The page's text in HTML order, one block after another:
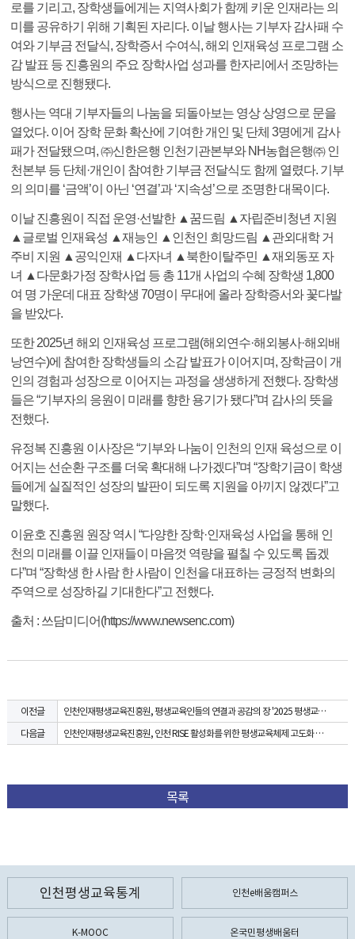
로를 기리고, 장학생들에게는 지역사회가 함께 키운 인재라는 의
미를 공유하기 위해 기획된 자리다. 이날 행사는 기부자 감사패 수
여와 기부금 전달식, 장학증서 수여식, 해외 인재육성 프로그램 소
감 발표 등 진흥원의 주요 장학사업 성과를 한자리에서 조망하는
방식으로 진행됐다.
행사는 역대 기부자들의 나눔을 되돌아보는 영상 상영으로 문을
열었다. 이어 장학 문화 확산에 기여한 개인 및 단체 3명에게 감사
패가 전달됐으며, ㈜신한은행 인천기관본부와 NH농협은행㈜ 인
천본부 등 단체·개인이 참여한 기부금 전달식도 함께 열렸다. 기부
의 의미를 ‘금액’이 아닌 ‘연결’과 ‘지속성’으로 조명한 대목이다.
이날 진흥원이 직접 운영·선발한 ▲꿈드림 ▲자립준비청년 지원
▲글로벌 인재육성 ▲재능인 ▲인천인 희망드림 ▲관외대학 거
주비 지원 ▲공익인재 ▲다자녀 ▲북한이탈주민 ▲재외동포 자
녀 ▲다문화가정 장학사업 등 총 11개 사업의 수혜 장학생 1,800
여 명 가운데 대표 장학생 70명이 무대에 올라 장학증서와 꽃다발
을 받았다.
또한 2025년 해외 인재육성 프로그램(해외연수·해외봉사·해외배
낭연수)에 참여한 장학생들의 소감 발표가 이어지며, 장학금이 개
인의 경험과 성장으로 이어지는 과정을 생생하게 전했다. 장학생
들은 “기부자의 응원이 미래를 향한 용기가 됐다”며 감사의 뜻을
전했다.
유정복 진흥원 이사장은 “기부와 나눔이 인천의 인재 육성으로 이
어지는 선순환 구조를 더욱 확대해 나가겠다”며 “장학기금이 학생
들에게 실질적인 성장의 발판이 되도록 지원을 아끼지 않겠다”고
말했다.
이윤호 진흥원 원장 역시 “다양한 장학·인재육성 사업을 통해 인
천의 미래를 이끌 인재들이 마음껏 역량을 펼칠 수 있도록 돕겠
다”며 “장학생 한 사람 한 사람이 인천을 대표하는 긍정적 변화의
주역으로 성장하길 기대한다”고 전했다.
출처 : 쓰담미디어(https://www.newsenc.com)
이전글
인천인재평생교육진흥원, 평생교육인들의 연결과 공감의 장 '2025 평생교육인의 날' 개최
다음글
인천인재평생교육진흥원, 인천 RISE 활성화를 위한 평생교육체제 고도화 공동 추진
목록
인천평생교육통계 인천e배움캠퍼스
K-MOOC 온국민평생배움터